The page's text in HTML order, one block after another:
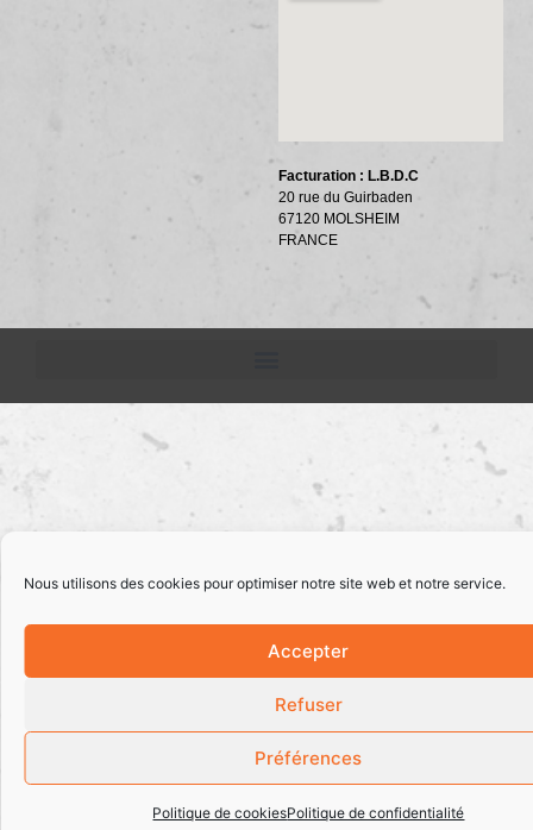
Nous utilisons des cookies pour optimiser notre site web et notre service.
Accepter
Refuser
Préférences
Politique de cookiesPolitique de confidentialité
Facturation : L.B.D.C
20 rue du Guirbaden
67120 MOLSHEIM
FRANCE